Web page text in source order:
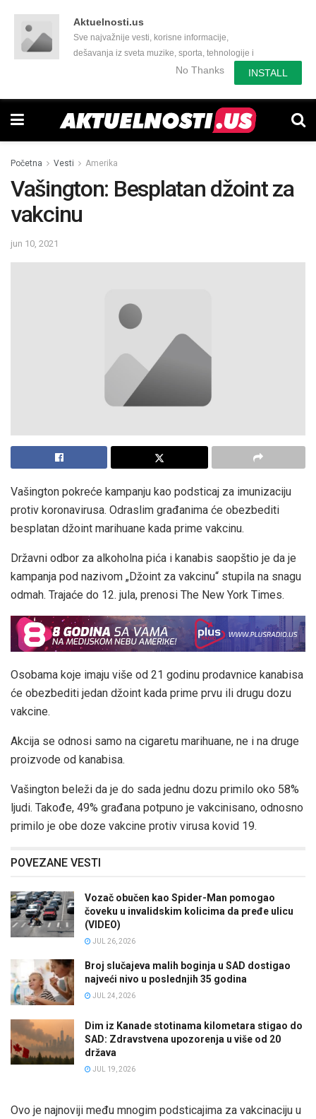
Aktuelnosti.us
Sve najvažnije vesti, korisne informacije,
dešavanja iz sveta muzike, sporta, tehnologije i
još mnogo toga zanimljivog.No Thanks INSTALL
Početna Vesti Amerika
Vašington: Besplatan džoint za
vakcinu
jun 10, 2021
Vašington pokreće kampanju kao podsticaj za imunizaciju
protiv koronavirusa. Odraslim građanima će obezbediti
besplatan džoint marihuane kada prime vakcinu.
Državni odbor za alkoholna pića i kanabis saopštio je da je
kampanja pod nazivom „Džoint za vakcinu“ stupila na snagu
odmah. Trajaće do 12. jula, prenosi The New York Times.
Osobama koje imaju više od 21 godinu prodavnice kanabisa
će obezbediti jedan džoint kada prime prvu ili drugu dozu
vakcine.
Akcija se odnosi samo na cigaretu marihuane, ne i na druge
proizvode od kanabisa.
Vašington beleži da je do sada jednu dozu primilo oko 58%
ljudi. Takođe, 49% građana potpuno je vakcinisano, odnosno
primilo je obe doze vakcine protiv virusa kovid 19.
POVEZANE VESTI
Vozač obučen kao Spider-Man pomogao
čoveku u invalidskim kolicima da pređe ulicu
(VIDEO)
JUL 26, 2026
Broj slučajeva malih boginja u SAD dostigao
najveći nivo u poslednjih 35 godina
JUL 24, 2026
Dim iz Kanade stotinama kilometara stigao do
SAD: Zdravstvena upozorenja u više od 20
država
JUL 19, 2026
Ovo je najnoviji među mnogim podsticajima za vakcinaciju u